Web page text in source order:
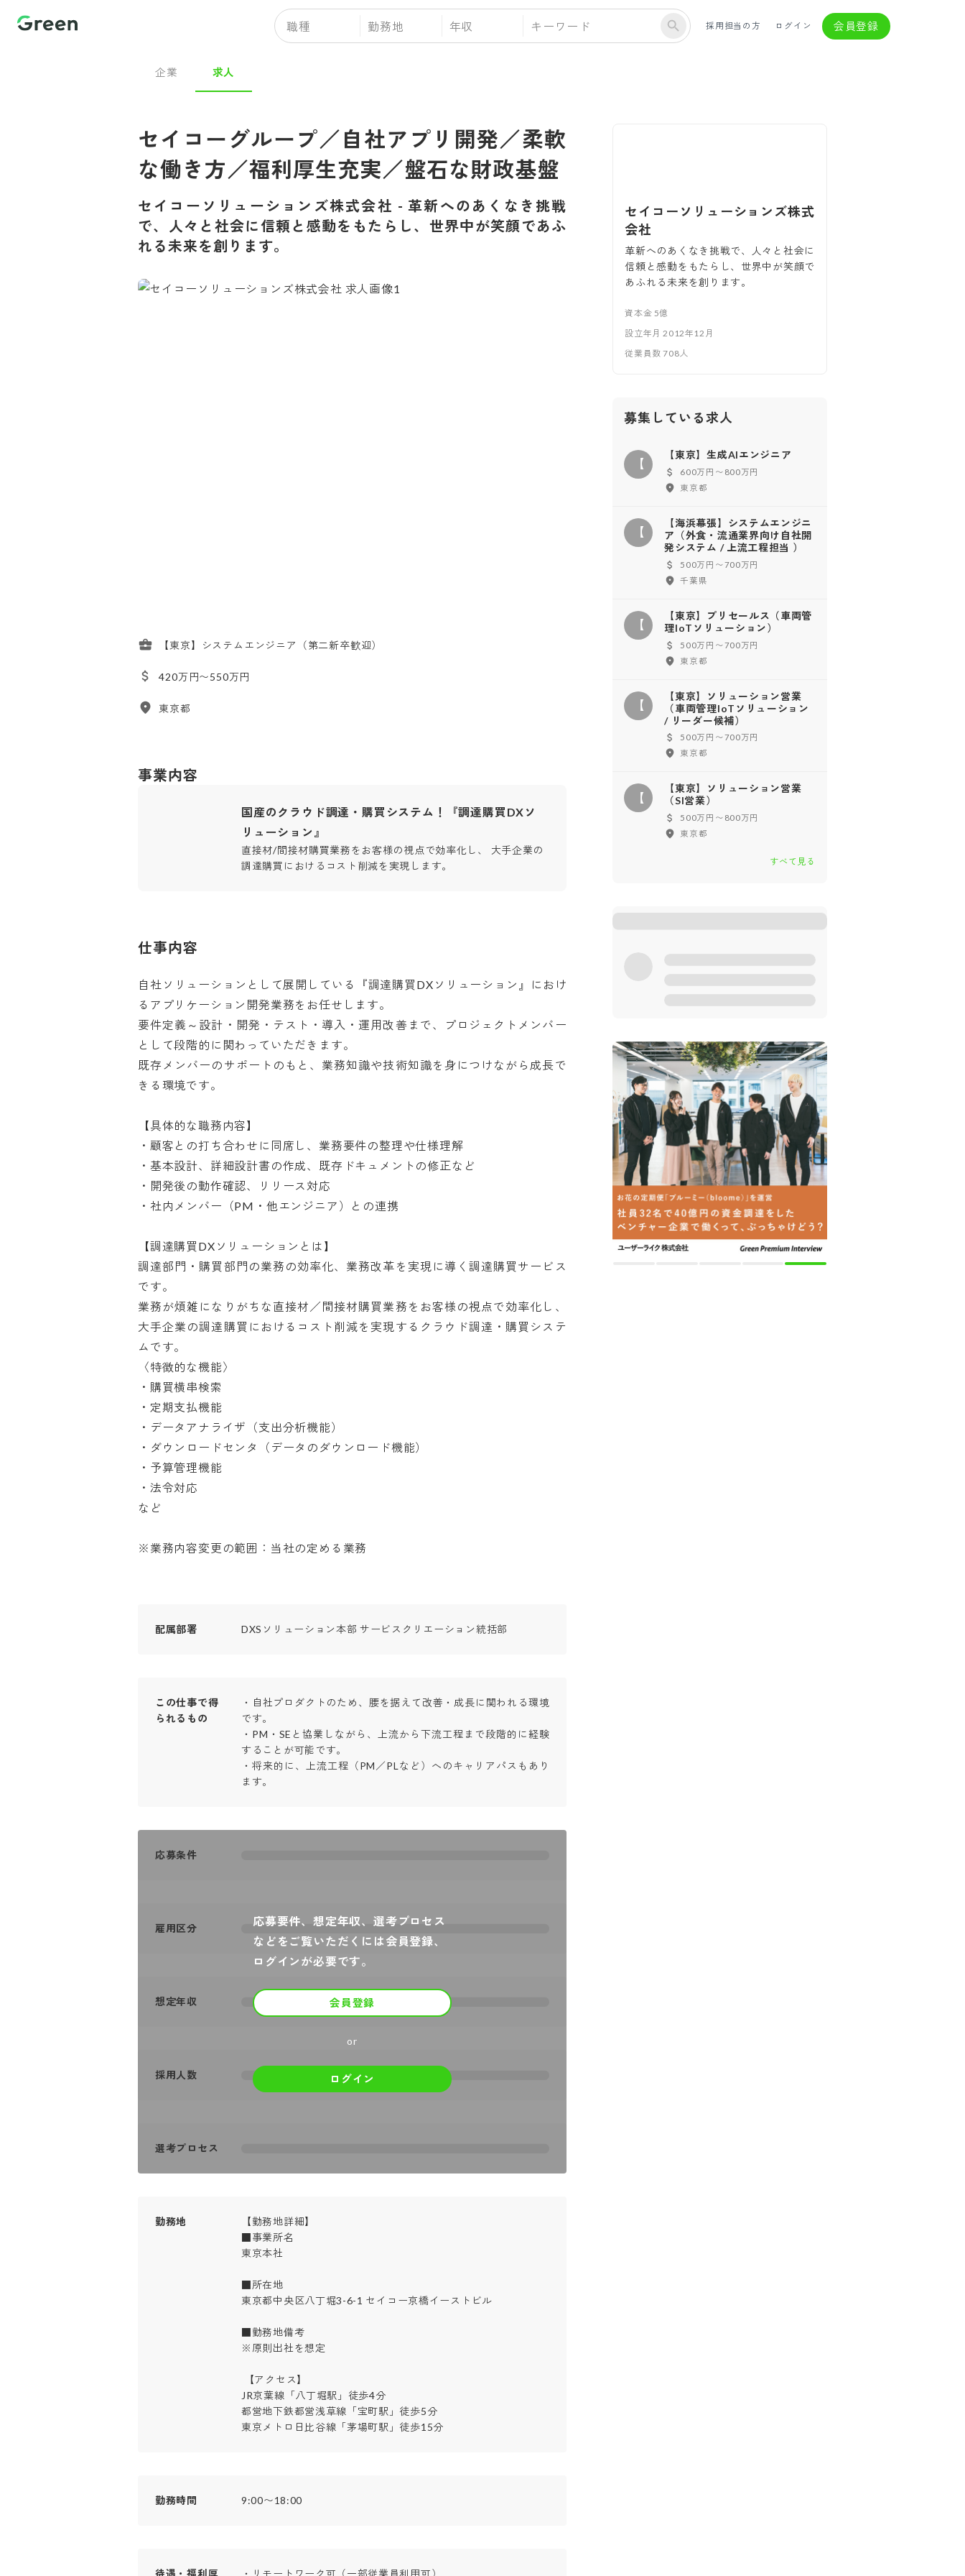
職種 勤務地 年収 採用担当の方 ログイン 会員登録
企業 求人
セイコーグループ／自社アプリ開発／柔軟
な働き方／福利厚生充実／盤石な財政基盤
セイコーソリューションズ株式会社 - 革新へのあくなき挑戦
で、人々と社会に信頼と感動をもたらし、世界中が笑顔であふ
れる未来を創ります。
【東京】システムエンジニア（第二新卒歓迎）
420万円〜550万円
東京都
事業内容
国産のクラウド調達・購買システム！『調達購買DXソ
リューション』
直接材/間接材購買業務をお客様の視点で効率化し、 大手企業の
調達購買におけるコスト削減を実現します。
仕事内容
自社ソリューションとして展開している『調達購買DXソリューション』におけ
るアプリケーション開発業務をお任せします。
要件定義～設計・開発・テスト・導入・運用改善まで、プロジェクトメンバー
として段階的に関わっていただきます。
既存メンバーのサポートのもと、業務知識や技術知識を身につけながら成長で
きる環境です。
【具体的な職務内容】
・顧客との打ち合わせに同席し、業務要件の整理や仕様理解
・基本設計、詳細設計書の作成、既存ドキュメントの修正など
・開発後の動作確認、リリース対応
・社内メンバー（PM・他エンジニア）との連携
【調達購買DXソリューションとは】
調達部門・購買部門の業務の効率化、業務改革を実現に導く調達購買サービス
です。
業務が煩雑になりがちな直接材／間接材購買業務をお客様の視点で効率化し、
大手企業の調達購買におけるコスト削減を実現するクラウド調達・購買システ
ムです。
〈特徴的な機能〉
・購買横串検索
・定期支払機能
・データアナライザ（支出分析機能）
・ダウンロードセンタ（データのダウンロード機能）
・予算管理機能
・法令対応
など
※業務内容変更の範囲：当社の定める業務
配属部署 DXSソリューション本部 サービスクリエーション統括部
この仕事で得
られるもの
・自社プロダクトのため、腰を据えて改善・成長に関われる環境
です。
・PM・SEと協業しながら、上流から下流工程まで段階的に経験
することが可能です。
・将来的に、上流工程（PM／PLなど）へのキャリアパスもあり
ます。
応募要件、想定年収、選考プロセス
などをご覧いただくには会員登録、
ログインが必要です。
会員登録
or
ログイン
応募条件
雇用区分
想定年収
採用人数
選考プロセス
勤務地
【勤務地詳細】
■事業所名
東京本社
■所在地
東京都中央区八丁堀3-6-1 セイコー京橋イーストビル
■勤務地備考
※原則出社を想定
JR京葉線「八丁堀駅」徒歩4分
都営地下鉄都営浅草線「宝町駅」徒歩5分
東京メトロ日比谷線「茅場町駅」徒歩15分
勤務時間 9:00〜18:00
待遇・福利厚 ・リモートワーク可（一部従業員利用可）
セイコーソリューションズ株式
会社
革新へのあくなき挑戦で、人々と社会に
信頼と感動をもたらし、世界中が笑顔で
あふれる未来を創ります。
資本金 5億
設立年月 2012年12月
従業員数708 人
募集している求人
【
【東京】生成AIエンジニア
600万円〜800万円
東京都
【
【海浜幕張】システムエンジニ
ア（外食・流通業界向け自社開
発システム / 上流工程担当 ）
500万円〜700万円
千葉県
【
【東京】プリセールス（車両管
理IoTソリューション）
500万円〜700万円
東京都
【
【東京】ソリューション営業
（車両管理IoTソリューション
/ リーダー候補）
500万円〜700万円
東京都
【
【東京】ソリューション営業
（SI営業）
500万円〜800万円
東京都
すべて見る